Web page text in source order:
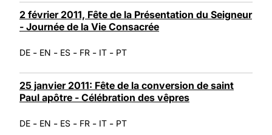
2 février 2011, Fête de la Présentation du Seigneur
- Journée de la Vie Consacrée
DE - EN - ES - FR - IT - PT
25 janvier 2011: Fête de la conversion de saint
Paul apôtre - Célébration des vêpres
DE - EN - ES - FR - IT - PT